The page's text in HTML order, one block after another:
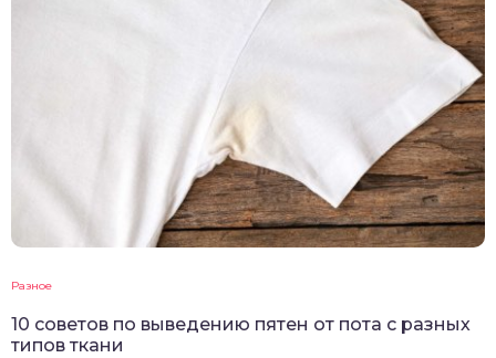
Разное
10 советов по выведению пятен от пота с разных
типов ткани